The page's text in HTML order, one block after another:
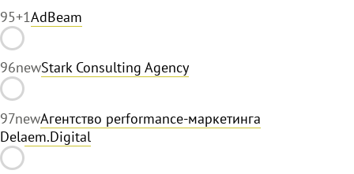
95+1AdBeam
96newStark Consulting Agency
97newАгентство performance-маркетинга
Delaem.Digital